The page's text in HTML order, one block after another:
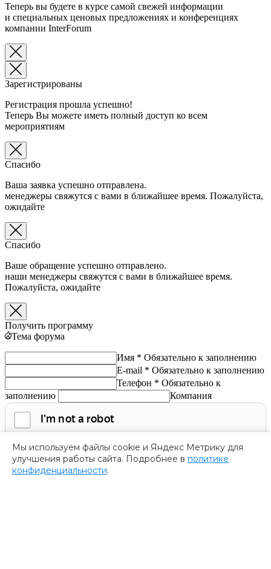
Мы используем файлы cookie и Яндекс Метрику для
улучшения работы сайта. Подробнее в политике
конфиденциальности.
Теперь вы будете в курсе самой свежей информации
и специальных ценовых предложениях и конференциях
компании InterForum
Зарегистрированы
Регистрация прошла успешно!
Теперь Вы можете иметь полный доступ ко всем
мероприятиям
Спасибо
Ваша заявка успешно отправлена.
менеджеры свяжутся с вами в ближайшее время. Пожалуйста,
ожидайте
Спасибо
Ваше обращение успешно отправлено.
наши менеджеры свяжутся с вами в ближайшее время.
Пожалуйста, ожидайте
Получить программу
Тема форума
Имя * Обязательно к заполнению
E-mail * Обязательно к заполнению
Телефон * Обязательно к
заполнению
Компания